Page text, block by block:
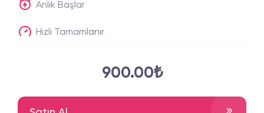
Anlık Başlar
Hızlı Tamamlanır
900.00₺